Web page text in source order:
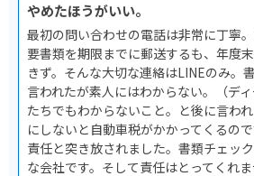
やめたほうがいい。
最初の問い合わせの電話は非常に丁寧
要書類を期限までに郵送するも、年度
きず。そんな大切な連絡はLINEのみ。
言われたが素人にはわからない。（デ
たちでもわからないこと。と後に言わ
にしないと自動車税がかかってくるの
責任と突き放されました。書類チェッ
な会社です。そして責任はとってくれ